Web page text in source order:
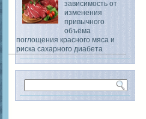
зависимость от
изменения
привычного
объёма
поглощения красного мяса и
риска сахарного диабета